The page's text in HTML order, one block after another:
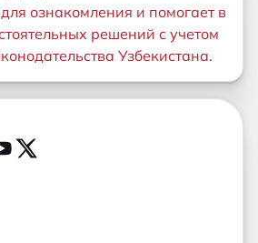
ознакомления и помогает в
решений с учетом
Узбекистана.
ссылки
сети